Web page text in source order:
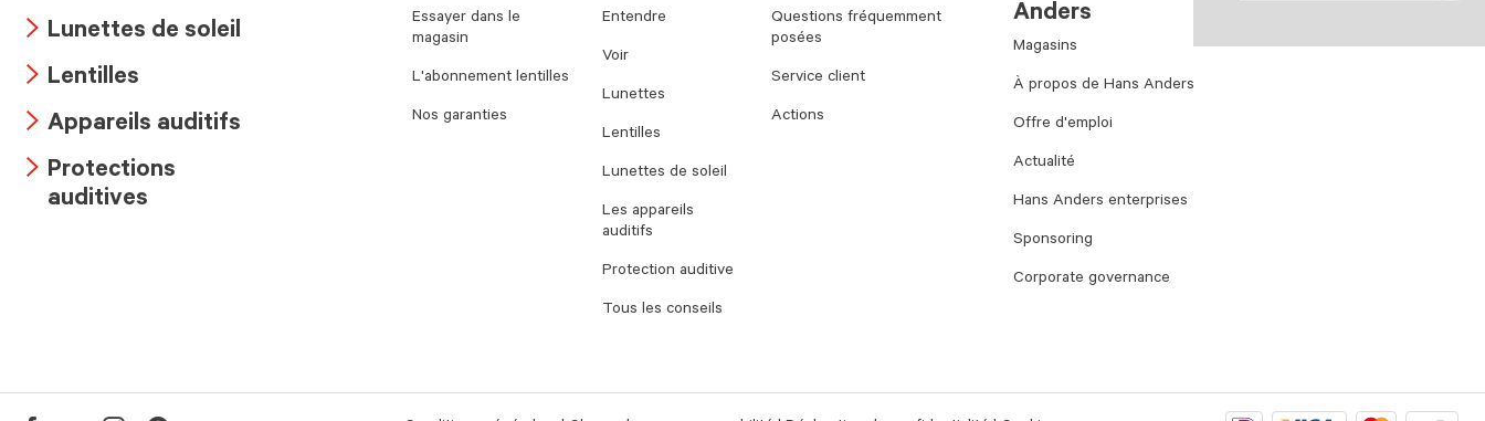
icon
icon
Lunettes de soleil
icon
Lentilles
icon
Appareils auditifs
Arrow
Protections
auditives
Essayer dans le
magasin
L'abonnement lentilles
Nos garanties
Entendre
Voir
Lunettes
Lentilles
Lunettes de soleil
Les appareils
auditifs
Protection auditive
Tous les conseils
Questions fréquemment
posées
Service client
Actions
Anders
Magasins
À propos de Hans Anders
Offre d'emploi
Actualité
Hans Anders enterprises
Sponsoring
Corporate governance